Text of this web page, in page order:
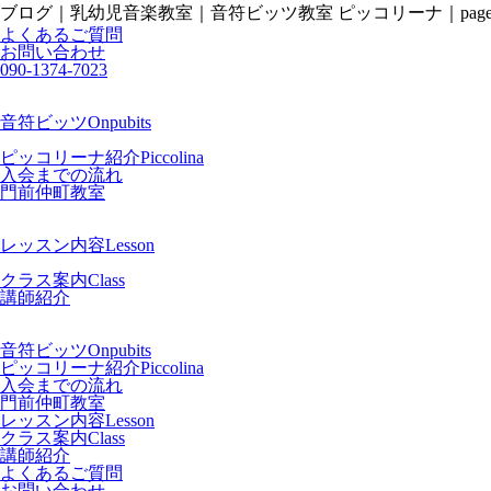
ブログ｜乳幼児音楽教室｜音符ビッツ教室 ピッコリーナ｜
よくあるご質問
お問い合わせ
090-1374-7023
音符ビッツOnpubits
ピッコリーナ紹介Piccolina
入会までの流れ
門前仲町教室
レッスン内容Lesson
クラス案内Class
講師紹介
音符ビッツOnpubits
ピッコリーナ紹介Piccolina
入会までの流れ
門前仲町教室
レッスン内容Lesson
クラス案内Class
講師紹介
よくあるご質問